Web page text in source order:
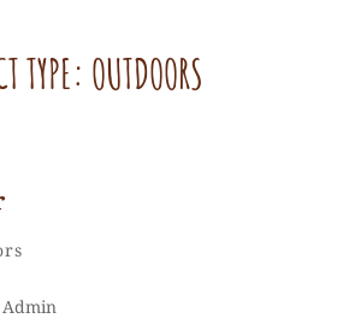
TYPE: OUTDOORS
By
Admin
By
Admin